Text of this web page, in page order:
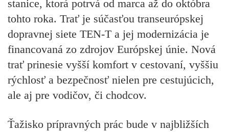
stanice, ktorá potrvá od marca až do októbra
tohto roka. Trať je súčasťou transeurópskej
dopravnej siete TEN-T a jej modernizácia je
financovaná zo zdrojov Európskej únie. Nová
trať prinesie vyšší komfort v cestovaní, vyššiu
rýchlosť a bezpečnosť nielen pre cestujúcich,
ale aj pre vodičov, či chodcov.
Ťažisko prípravných prác bude v najbližších